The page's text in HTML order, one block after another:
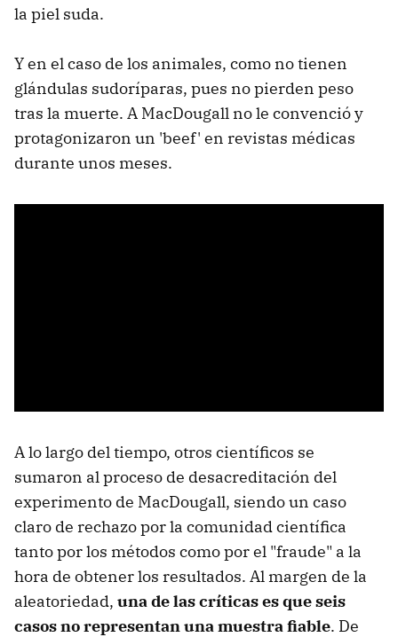
la piel suda.
Y en el caso de los animales, como no tienen
glándulas sudoríparas, pues no pierden peso
tras la muerte. A MacDougall no le convenció y
protagonizaron un 'beef' en revistas médicas
durante unos meses.
A lo largo del tiempo, otros científicos se
sumaron al proceso de desacreditación del
experimento de MacDougall, siendo un caso
claro de rechazo por la comunidad científica
tanto por los métodos como por el "fraude" a la
hora de obtener los resultados. Al margen de la
aleatoriedad, una de las críticas es que seis
casos no representan una muestra fiable. De